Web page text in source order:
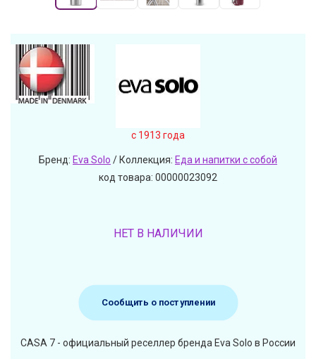
c 1913 года
Бренд: Eva Solo / Коллекция: Еда и напитки с собой
код товара: 00000023092
НЕТ В НАЛИЧИИ
Сообщить о поступлении
CASA 7 - официальный реселлер бренда Eva Solo в России